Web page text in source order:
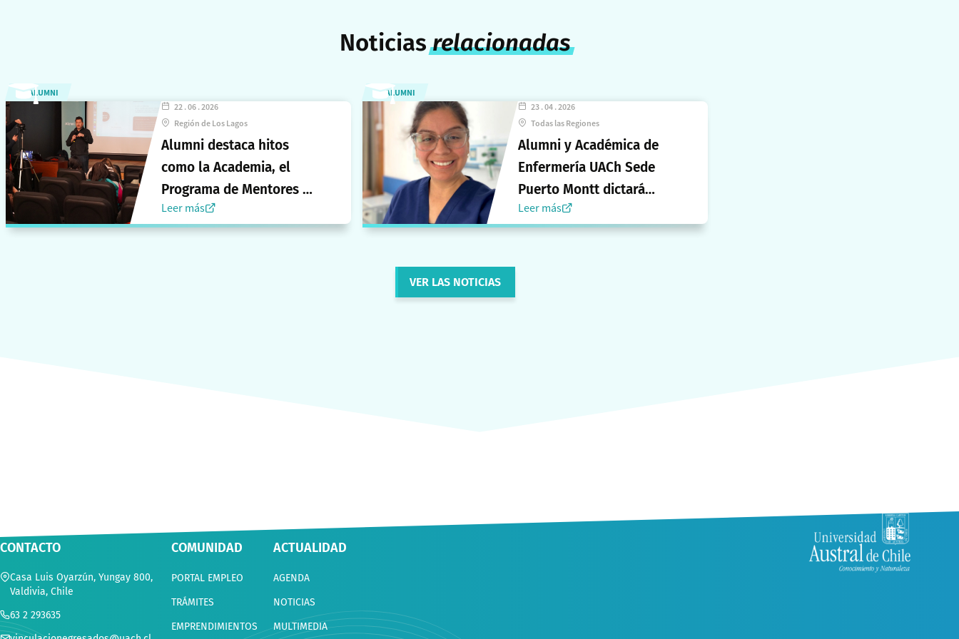
Noticiasrelacionadas
ALUMNI
22 . 06 . 2026
Región de Los Lagos
Alumni destaca hitos
como la Academia, el
Programa de Mentores y
la Encuesta 2026
Leer más
ALUMNI
23 . 04 . 2026
Todas las Regiones
Alumni y Académica de
Enfermería UACh Sede
Puerto Montt dictará
charla inaugural en
Magíster de la
Leer más
VER LAS NOTICIAS
CONTACTO
Casa Luis Oyarzún, Yungay 800,
Valdivia, Chile
63 2 293635
COMUNIDAD
PORTAL EMPLEO
TRÁMITES
EMPRENDIMIENTOS
ACTUALIDAD
AGENDA
NOTICIAS
MULTIMEDIA